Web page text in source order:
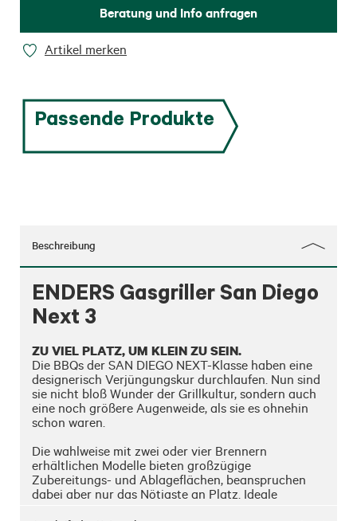
Beratung und Info anfragen
Artikel merken
Passende Produkte
Beschreibung
ENDERS Gasgriller San Diego
Next 3
ZU VIEL PLATZ, UM KLEIN ZU SEIN.
Die BBQs der SAN DIEGO NEXT-Klasse haben eine
designerisch Verjüngungskur durchlaufen. Nun sind
sie nicht bloß Wunder der Grillkultur, sondern auch
eine noch größere Augenweide, als sie es ohnehin
schon waren.
Die wahlweise mit zwei oder vier Brennern
erhältlichen Modelle bieten großzügige
Zubereitungs- und Ablageflächen, beanspruchen
dabei aber nur das Nötigste an Platz. Ideale